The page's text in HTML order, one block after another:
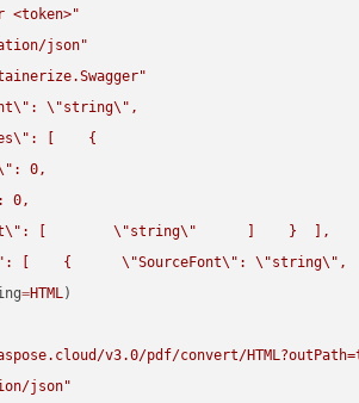
<token>"
json"
\" : \"string\" ,
\" : [    {
: 0,
: 0,
\" : [ \"string\"
      ]    }  ],
: [    { \"SourceFont\" : \"string\"
=HTML
v3.0/pdf/convert/
json"